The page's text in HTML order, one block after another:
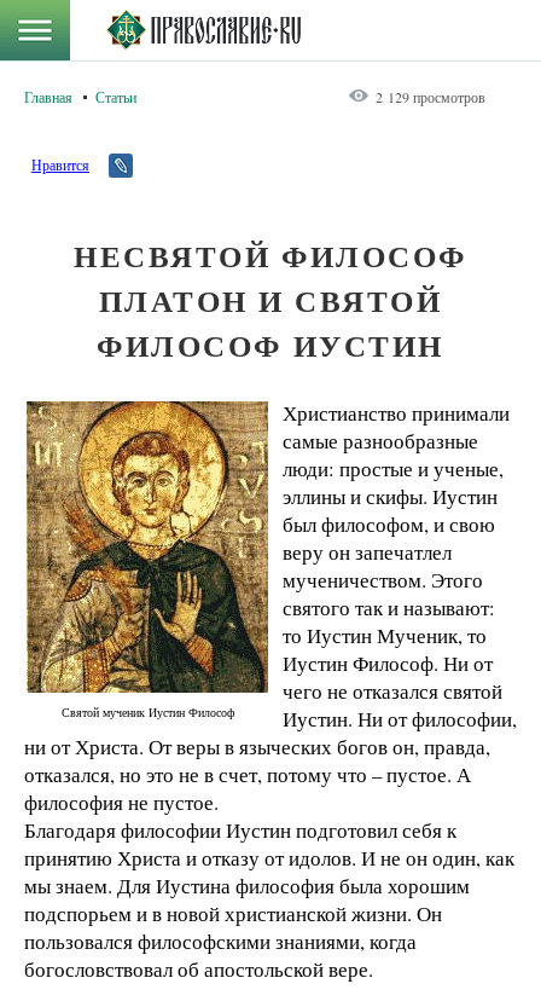
Главная Статьи 2 129 просмотров
Нравится
НЕСВЯТОЙ ФИЛОСОФ
ПЛАТОН И СВЯТОЙ
ФИЛОСОФ ИУСТИН
Святой мученик Иустин Философ
Христианство принимали
самые разнообразные
люди: простые и ученые,
эллины и скифы. Иустин
был философом, и свою
веру он запечатлел
мученичеством. Этого
святого так и называют:
то Иустин Мученик, то
Иустин Философ. Ни от
чего не отказался святой
Иустин. Ни от философии,
ни от Христа. От веры в языческих богов он, правда,
отказался, но это не в счет, потому что – пустое. А
философия не пустое.
Благодаря философии Иустин подготовил себя к
принятию Христа и отказу от идолов. И не он один, как
мы знаем. Для Иустина философия была хорошим
подспорьем и в новой христианской жизни. Он
пользовался философскими знаниями, когда
богословствовал об апостольской вере.